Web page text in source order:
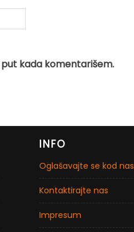
kada komentarišem.
INFO
Oglašavajte se kod nas
Kontaktirajte nas
Impresum